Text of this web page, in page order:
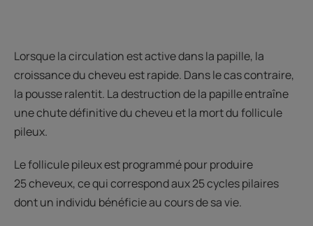
Lorsque la circulation est active dans la papille, la
croissance du cheveu est rapide. Dans le cas contraire,
la pousse ralentit. La destruction de la papille entraîne
une chute définitive du cheveu et la mort du follicule
pileux.
Le follicule pileux est programmé pour produire
25 cheveux, ce qui correspond aux 25 cycles pilaires
dont un individu bénéficie au cours de sa vie.